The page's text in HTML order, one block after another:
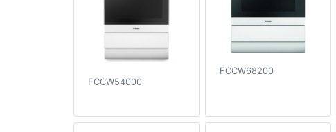
FCCW54000
FCCW68200